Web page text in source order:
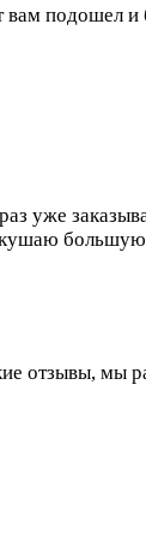
подошел и
уже
отзывы, мы